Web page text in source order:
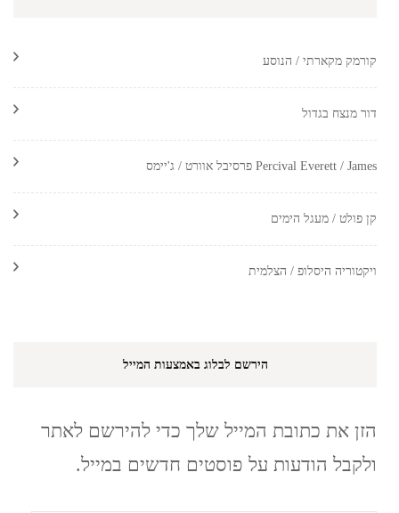
קורמק מקארתי / הנוסע
דור מנצח בגדול
Percival Everett / James פרסיבל אוורט / ג'יימס
קן פולט / מעגל הימים
ויקטוריה היסלופ / הצלמית
הירשם לבלוג באמצעות המייל
הזן את כתובת המייל שלך כדי להירשם לאתר
ולקבל הודעות על פוסטים חדשים במייל.